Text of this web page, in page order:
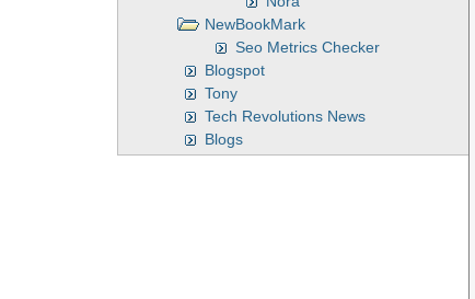
NewBookMark
Seo Metrics Checker
Blogspot
Tony
Tech Revolutions News
Blogs